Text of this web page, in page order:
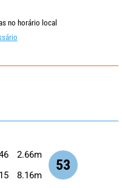
no horário local
53
2.66m
8.16m